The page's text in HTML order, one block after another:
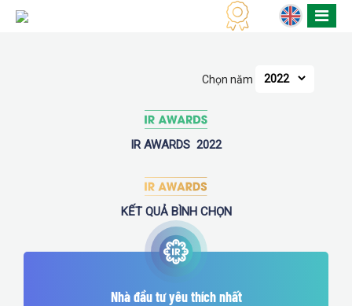
Chọn năm
IR AWARDS 2022
KẾT QUẢ BÌNH CHỌN
Nhà đầu tư yêu thích nhất